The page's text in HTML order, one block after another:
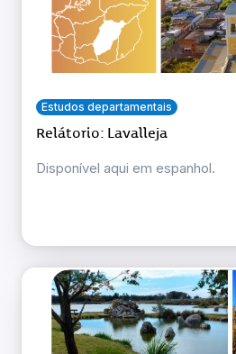
Estudos departamentais
Relátorio: Lavalleja
Disponível aqui em espanhol.